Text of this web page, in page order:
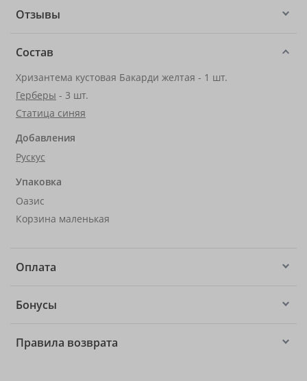
Отзывы
Состав
Хризантема кустовая Бакарди желтая - 1 шт.
Герберы - 3 шт.
Статица синяя
Добавления
Рускус
Упаковка
Оазис
Корзина маленькая
Оплата
Бонусы
Правила возврата